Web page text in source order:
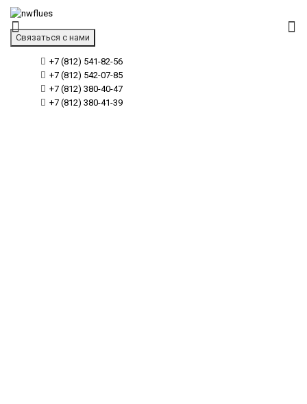
Связаться с нами
+7 (812) 541-82-56
+7 (812) 542-07-85
+7 (812) 380-40-47
+7 (812) 380-41-39